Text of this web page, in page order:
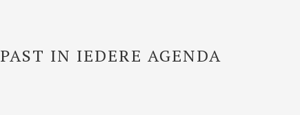
PAST IN IEDERE AGENDA